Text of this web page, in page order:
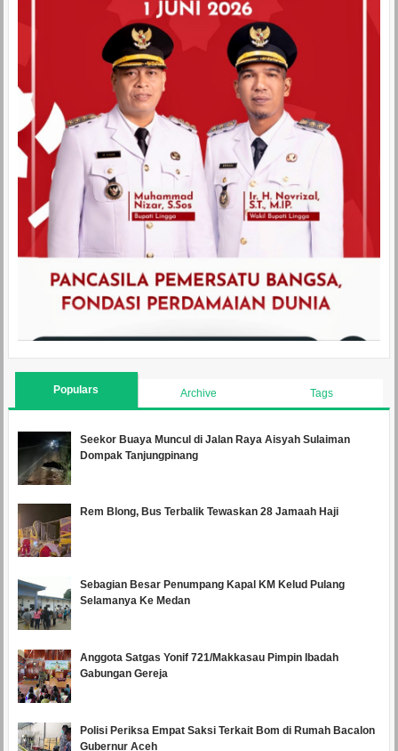
Populars Archive Tags
Seekor Buaya Muncul di Jalan Raya Aisyah Sulaiman
Dompak Tanjungpinang
Rem Blong, Bus Terbalik Tewaskan 28 Jamaah Haji
Sebagian Besar Penumpang Kapal KM Kelud Pulang
Selamanya Ke Medan
Anggota Satgas Yonif 721/Makkasau Pimpin Ibadah
Gabungan Gereja
Polisi Periksa Empat Saksi Terkait Bom di Rumah Bacalon
Gubernur Aceh